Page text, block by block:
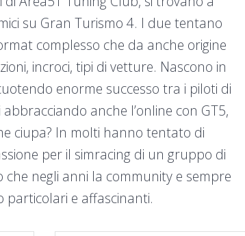
su Gran Turismo 4. I due tentano
complesso che da anche origine
incroci, tipi di vetture. Nascono in
enorme successo tra i piloti di
anche l’online con GT5,
ciupa? In molti hanno tentato di
per il simracing di un gruppo di
che negli anni la community e sempre
particolari e affascinanti.